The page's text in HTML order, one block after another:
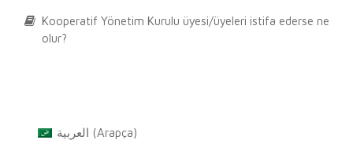
Kooperatif Yönetim Kurulu üyesi/üyeleri istifa ederse ne
olur?
العربية (Arapça)